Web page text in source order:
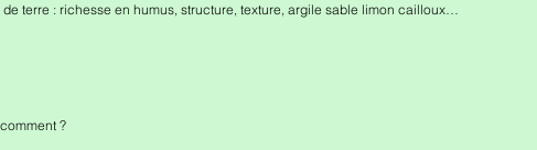
terre : richesse en humus, structure, texture, argile sable limon cailloux…
?